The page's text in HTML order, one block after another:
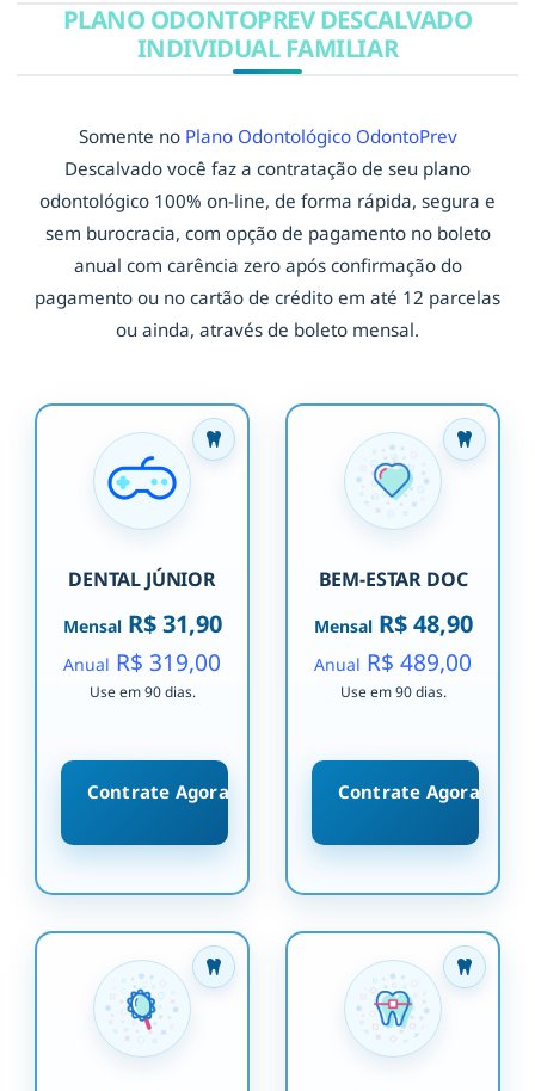
PLANO ODONTOPREV DESCALVADO
INDIVIDUAL FAMILIAR
Somente no Plano Odontológico OdontoPrev
Descalvado você faz a contratação de seu plano
odontológico 100% on-line, de forma rápida, segura e
sem burocracia, com opção de pagamento no boleto
anual com carência zero após confirmação do
pagamento ou no cartão de crédito em até 12 parcelas
ou ainda, através de boleto mensal.
DENTAL JÚNIOR
MensalR$ 31,90
Anual R$ 319,00
Use em 90 dias.
Contrate Agora
BEM-ESTAR DOC
MensalR$ 48,90
Anual R$ 489,00
Use em 90 dias.
Contrate Agora